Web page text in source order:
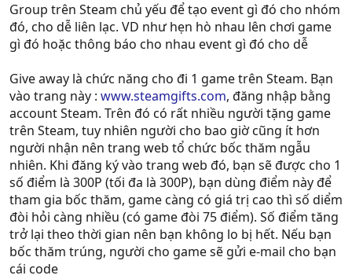
Group trên Steam chủ yếu để tạo event gì đó cho nhóm
đó, cho dễ liên lạc. VD như hẹn hò nhau lên chơi game
gì đó hoặc thông báo cho nhau event gì đó cho dễ
Give away là chức năng cho đi 1 game trên Steam. Bạn
vào trang này : www.steamgifts.com, đăng nhập bằng
account Steam. Trên đó có rất nhiều người tặng game
trên Steam, tuy nhiên người cho bao giờ cũng ít hơn
người nhận nên trang web tổ chức bốc thăm ngẫu
nhiên. Khi đăng ký vào trang web đó, bạn sẽ được cho 1
số điểm là 300P (tối đa là 300P), bạn dùng điểm này để
tham gia bốc thăm, game càng có giá trị cao thì số diểm
đòi hỏi càng nhiều (có game đòi 75 điểm). Số điểm tăng
trở lại theo thời gian nên bạn không lo bị hết. Nếu bạn
bốc thăm trúng, người cho game sẽ gửi e-mail cho bạn
cái code